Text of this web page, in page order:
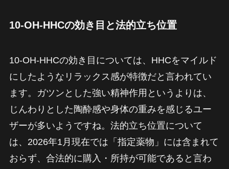
10-OH-HHCの効き目と法的立ち位置
10-OH-HHCの効き目については、HHCをマイルド
にしたようなリラックス感が特徴だと言われてい
ます。ガツンとした強い精神作用というよりは、
じんわりとした陶酔感や身体の重みを感じるユー
ザーが多いようですね。法的立ち位置について
は、2026年1月現在では「指定薬物」には含まれて
おらず、合法的に購入・所持が可能であると言わ